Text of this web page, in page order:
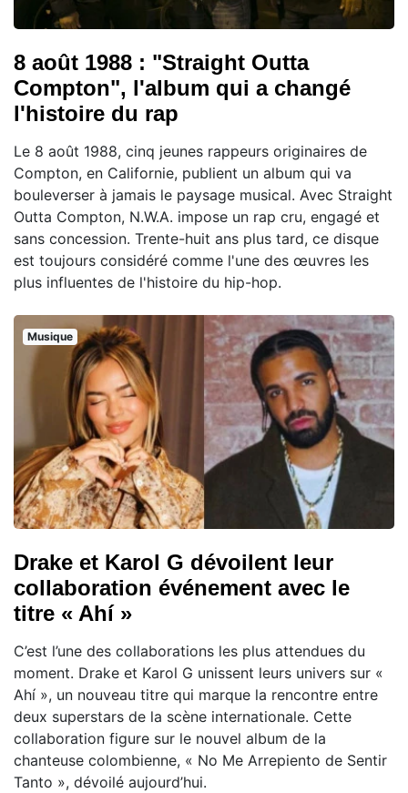
8 août 1988 : "Straight Outta
Compton", l'album qui a changé
l'histoire du rap
Le 8 août 1988, cinq jeunes rappeurs originaires de
Compton, en Californie, publient un album qui va
bouleverser à jamais le paysage musical. Avec Straight
Outta Compton, N.W.A. impose un rap cru, engagé et
sans concession. Trente-huit ans plus tard, ce disque
est toujours considéré comme l'une des œuvres les
plus influentes de l'histoire du hip-hop.
Musique
Drake et Karol G dévoilent leur
collaboration événement avec le
titre « Ahí »
C’est l’une des collaborations les plus attendues du
moment. Drake et Karol G unissent leurs univers sur «
Ahí », un nouveau titre qui marque la rencontre entre
deux superstars de la scène internationale. Cette
collaboration figure sur le nouvel album de la
chanteuse colombienne, « No Me Arrepiento de Sentir
Tanto », dévoilé aujourd’hui.